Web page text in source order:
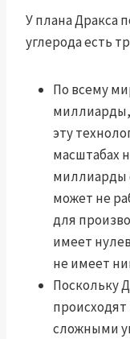
У плана Дракса
углерода есть
По всему
миллиарды,
эту
масштабах
миллиарды
может не
для
имеет
не имеет
Поскольку
сложными